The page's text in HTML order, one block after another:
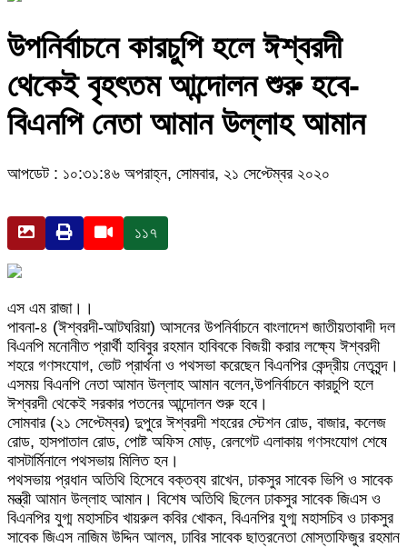
উপনির্বাচনে কারচুপি হলে ঈশ্বরদী
থেকেই বৃহৎতম আন্দোলন শুরু হবে-
বিএনপি নেতা আমান উল্লাহ আমান
আপডেট : ১০:৩১:৪৬ অপরাহ্ন, সোমবার, ২১ সেপ্টেম্বর ২০২০
১১৭
এস এম রাজা।।
পাবনা-৪ (ঈশ্বরদী-আটঘরিয়া) আসনের উপনির্বাচনে বাংলাদেশ জাতীয়তাবাদী দল
বিএনপি মনোনীত প্রার্থী হাবিবুর রহমান হাবিবকে বিজয়ী করার লক্ষ্যে ঈশ্বরদী
শহরে গণসংযোগ, ভোট প্রার্থনা ও পথসভা করেছেন বিএনপির কেন্দ্রীয় নেতৃবৃন্দ।
এসময় বিএনপি নেতা আমান উল্লাহ আমান বলেন,উপনির্বাচনে কারচুপি হলে
ঈশ্বরদী থেকেই সরকার পতনের আন্দোলন শুরু হবে।
সোমবার (২১ সেপ্টেম্বর) দুপুরে ঈশ্বরদী শহরের স্টেশন রোড, বাজার, কলেজ
রোড, হাসপাতাল রোড, পোষ্ট অফিস মোড়, রেলগেট এলাকায় গণসংযোগ শেষে
বাসটার্মিনালে পথসভায় মিলিত হন।
পথসভায় প্রধান অতিথি হিসেবে বক্তব্য রাখেন, ঢাকসুর সাবেক ভিপি ও সাবেক
মন্ত্রী আমান উল্লাহ আমান। বিশেষ অতিথি ছিলেন ঢাকসুর সাবেক জিএস ও
বিএনপির যুগ্ম মহাসচিব খায়রুল কবির খোকন, বিএনপির যুগ্ম মহাসচিব ও ঢাকসুর
সাবেক জিএস নাজিম উদ্দিন আলম, ঢাবির সাবেক ছাত্রনেতা মোস্তাফিজুর রহমান